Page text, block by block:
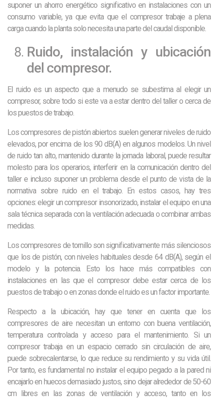
suponer un ahorro energético significativo en instalaciones con un
consumo variable, ya que evita que el compresor trabaje a plena
carga cuando la planta solo necesita una parte del caudal disponible.
Ruido, instalación y ubicación
del compresor.
El ruido es un aspecto que a menudo se subestima al elegir un
compresor, sobre todo si este va a estar dentro del taller o cerca de
los puestos de trabajo.
Los compresores de pistón abiertos suelen generar niveles de ruido
elevados, por encima de los 90 dB(A) en algunos modelos. Un nivel
de ruido tan alto, mantenido durante la jornada laboral, puede resultar
molesto para los operarios, interferir en la comunicación dentro del
taller e incluso suponer un problema desde el punto de vista de la
normativa sobre ruido en el trabajo. En estos casos, hay tres
opciones: elegir un compresor insonorizado, instalar el equipo en una
sala técnica separada con la ventilación adecuada o combinar ambas
medidas.
Los compresores de tornillo son significativamente más silenciosos
que los de pistón, con niveles habituales desde 64 dB(A), según el
modelo y la potencia. Esto los hace más compatibles con
instalaciones en las que el compresor debe estar cerca de los
puestos de trabajo o en zonas donde el ruido es un factor importante.
Respecto a la ubicación, hay que tener en cuenta que los
compresores de aire necesitan un entorno con buena ventilación,
temperatura controlada y acceso para el mantenimiento. Si un
compresor trabaja en un espacio cerrado sin circulación de aire,
puede sobrecalentarse, lo que reduce su rendimiento y su vida útil.
Por tanto, es fundamental no instalar el equipo pegado a la pared ni
encajarlo en huecos demasiado justos, sino dejar alrededor de 50-60
cm libres en las zonas de ventilación y acceso, tanto en los